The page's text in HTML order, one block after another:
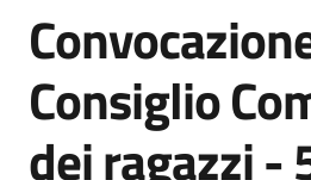
Novità
Servizi
Vivere
Salta al contenuto
Consiglio
dei ragazzi -